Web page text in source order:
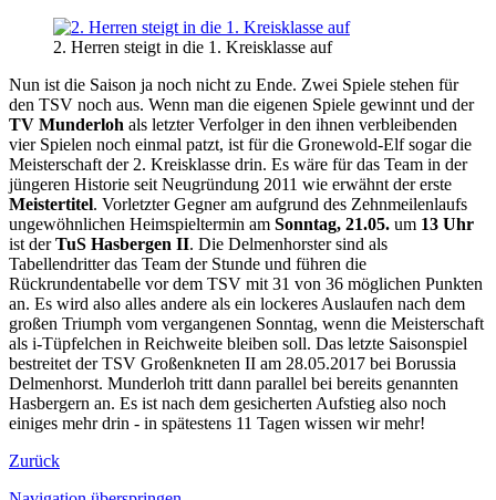
2. Herren steigt in die 1. Kreisklasse auf
Nun ist die Saison ja noch nicht zu Ende. Zwei Spiele stehen für
den TSV noch aus. Wenn man die eigenen Spiele gewinnt und der
TV Munderloh als letzter Verfolger in den ihnen verbleibenden
vier Spielen noch einmal patzt, ist für die Gronewold-Elf sogar die
Meisterschaft der 2. Kreisklasse drin. Es wäre für das Team in der
jüngeren Historie seit Neugründung 2011 wie erwähnt der erste
Meistertitel. Vorletzter Gegner am aufgrund des Zehnmeilenlaufs
ungewöhnlichen Heimspieltermin am Sonntag, 21.05. um 13 Uhr
ist derTuS Hasbergen II. Die Delmenhorster sind als
Tabellendritter das Team der Stunde und führen die
Rückrundentabelle vor dem TSV mit 31 von 36 möglichen Punkten
an. Es wird also alles andere als ein lockeres Auslaufen nach dem
großen Triumph vom vergangenen Sonntag, wenn die Meisterschaft
als i-Tüpfelchen in Reichweite bleiben soll. Das letzte Saisonspiel
bestreitet der TSV Großenkneten II am 28.05.2017 bei Borussia
Delmenhorst. Munderloh tritt dann parallel bei bereits genannten
Hasbergern an. Es ist nach dem gesicherten Aufstieg also noch
einiges mehr drin - in spätestens 11 Tagen wissen wir mehr!
Zurück